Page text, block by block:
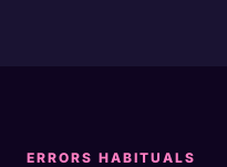
ERRORS HABITUALS